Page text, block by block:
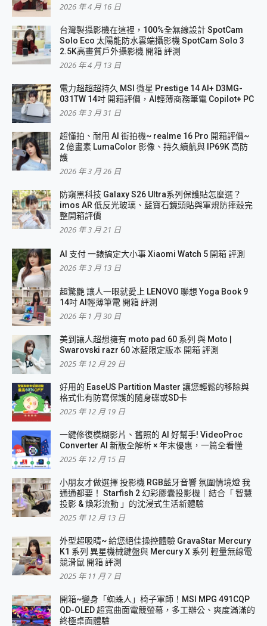
2026 年 4 月 16 日
台灣製攝影機在這裡，100%全無線設計 SpotCam
Solo Eco 太陽能防水雲端攝影機 SpotCam Solo 3
2.5K高畫質戶外攝影機 開箱 評測
2026 年 4 月 13 日
電力超超超持久 MSI 微星 Prestige 14 AI+ D3MG-
031TW 14吋 開箱評價，AI輕薄商務筆電 Copilot+ PC
2026 年 3 月 31 日
超懂拍、耐用 AI 街拍機~ realme 16 Pro 開箱評價~
2 億畫素 LumaColor 影像、持久續航與 IP69K 高防
護
2026 年 3 月 26 日
防窺黑科技 Galaxy S26 Ultra系列保護貼怎麼選？
imos AR 低反光玻璃、藍寶石鏡頭貼與軍規防摔殼完
整開箱評價
2026 年 3 月 21 日
AI 支付 一錶搞定大小事 Xiaomi Watch 5 開箱 評測
2026 年 3 月 13 日
超驚艷 讓人一眼就愛上 LENOVO 聯想 Yoga Book 9
14吋 AI輕薄筆電 開箱 評測
2026 年 1 月 30 日
美到讓人超想擁有 moto pad 60 系列 與 Moto |
Swarovski razr 60 冰藍限定版本 開箱 評測
2025 年 12 月 29 日
好用的 EaseUS Partition Master 讓您輕鬆的移除與
格式化有防寫保護的隨身碟或SD卡
2025 年 12 月 19 日
一鍵修復模糊影片、舊照的 AI 好幫手! VideoProc
Converter AI 新版全解析 × 年末優惠，一篇全看懂
2025 年 12 月 15 日
小朋友才做選擇 投影機 RGB藍牙音響 氛圍情境燈 我
通通都要！ Starfish 2 幻彩膠囊投影機｜結合「 智慧
投影 & 煥彩流動 」的沈浸式生活新體驗
2025 年 12 月 13 日
外型超吸晴~ 給您絕佳操控體驗 GravaStar Mercury
K1 系列 異星機械鍵盤與 Mercury X 系列 輕量無線電
競滑鼠 開箱 評測
2025 年 11 月 7 日
開箱~變身「蜘蛛人」椅子軍師！MSI MPG 491CQP
QD-OLED 超寬曲面電競螢幕，多工辦公、爽度滿滿的
終極桌面體驗